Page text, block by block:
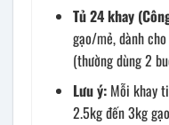
Tủ 24 khay
gạo/mẻ, dành
(thường dùng 2
Lưu ý: Mỗi khay
2.5kg đến 3kg